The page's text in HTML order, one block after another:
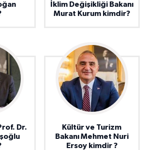
İklim Değişikliği Bakanı
Murat Kurum kimdir?
Dr.
Kültür ve Turizm
Bakanı Mehmet Nuri
Ersoy kimdir ?